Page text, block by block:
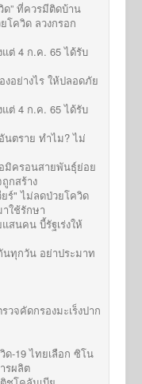
ด” ที่ควรมีติดบ้าน
โควิด ลวงกรอก
ต่ 4 ก.ค. 65 ได้รับ
อย่างไร ให้ปลอดภัย
ต่ 4 ก.ค. 65 ได้รับ
นตราย ทำไม? ไม่
มิครอนสายพันธุ์ย่อย
กสร้าง
ร์" ไม่ลดป่วยโควิด
ใช้รักษา
สนคน บี้รัฐเร่งให้
นทุกวัน อย่าประมาท
วจคัดกรองมะเร็งปาก
ด-19 ไทยเลือก ซิโน
รผลิต